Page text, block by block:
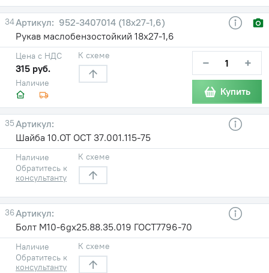
34
952-3407014 (18х27-1,6)
Рукав маслобензостойкий 18х27-1,6
Наличие
Цена с НДС
315 руб.
К схеме − +
Купить
35
Шайба 10.ОТ ОСТ 37.001.115-75
Наличие
Обратитесь к
консультанту
К схеме
36
Болт М10-6gх25.88.35.019 ГОСТ7796-70
Наличие
Обратитесь к
консультанту
К схеме